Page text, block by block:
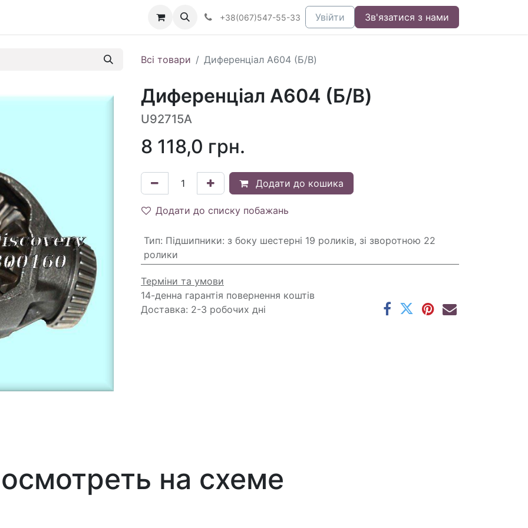
+38(067)547-55-33 Увійти Зв'язатися з нами
Всі товари Диференціал A604 (Б/В)
Диференціал A604 (Б/В)
U92715A
8 118,0 грн.
Додати до кошика
Додати до списку побажань
Тип: Підшипники: з боку шестерні 19 роликів, зі зворотною 22
ролики
Терміни та умови
14-денна гарантія повернення коштів
Доставка: 2-3 робочих дні
на схеме